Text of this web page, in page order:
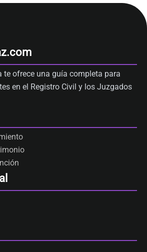
te ofrece una guía completa para
en el Registro Civil y los Juzgados